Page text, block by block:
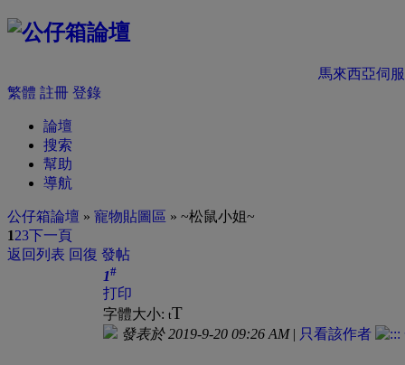
馬來西亞伺
繁體 註冊 登錄
論壇
搜索
幫助
導航
公仔箱論壇 » 寵物貼圖區 » ~松鼠小姐~
123下一頁
返回列表 回復 發帖
1#
打印
字體大小: tT
發表於 2019-9-20 09:26 AM| 只看該作者